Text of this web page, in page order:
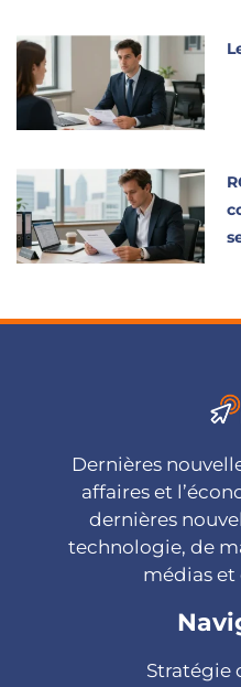
Dernières
affaires et
dernières
technologie, de
médias et
Stratégie